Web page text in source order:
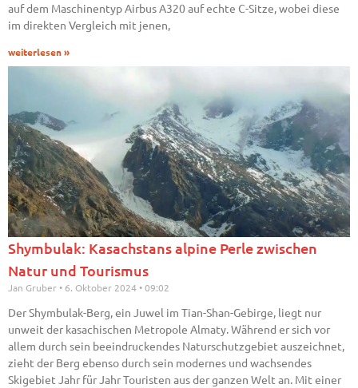
auf dem Maschinentyp Airbus A320 auf echte C-Sitze, wobei diese
im direkten Vergleich mit jenen,
weiterlesen »
Shymbulak: Kasachstans alpine Perle zwischen
Natur und Tourismus
Jan Gruber 6. Oktober 2024 09:02
Der Shymbulak-Berg, ein Juwel im Tian-Shan-Gebirge, liegt nur
unweit der kasachischen Metropole Almaty. Während er sich vor
allem durch sein beeindruckendes Naturschutzgebiet auszeichnet,
zieht der Berg ebenso durch sein modernes und wachsendes
Skigebiet Jahr für Jahr Touristen aus der ganzen Welt an. Mit einer